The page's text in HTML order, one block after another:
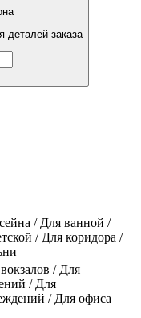
деталей заказа
/ Для ванной /
/ Для коридора /
/ Для
/ Для
/ Для офиса